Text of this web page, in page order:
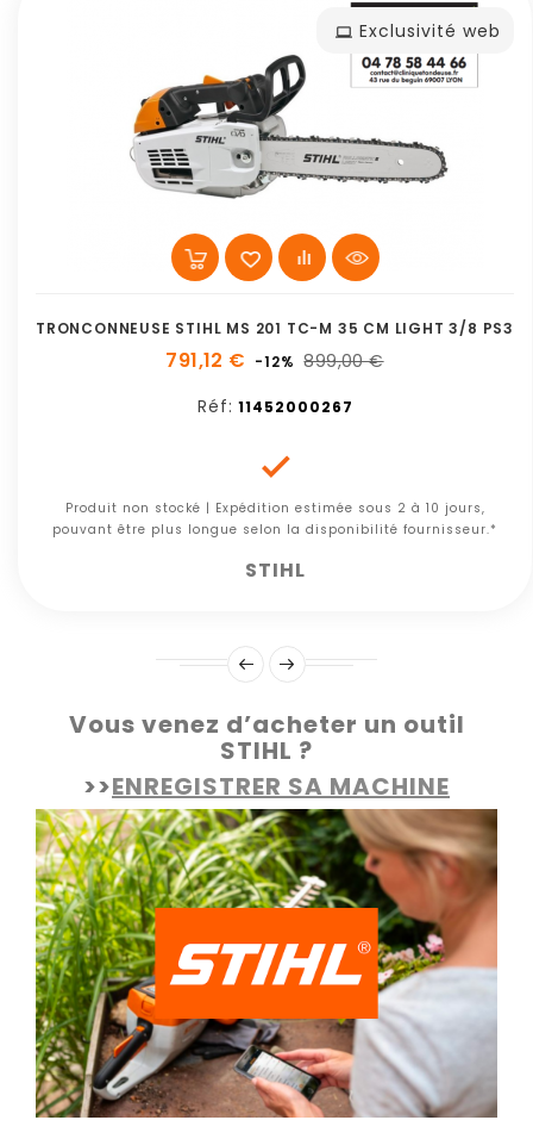
Exclusivité web
TRONCONNEUSE STIHL MS 201 TC-M 35 CM LIGHT 3/8 PS3
791,12 € -12% 899,00 €
Réf: 11452000267

Produit non stocké | Expédition estimée sous 2 à 10 jours,
pouvant être plus longue selon la disponibilité fournisseur.*
STIHL
Vous venez d’acheter un outil
STIHL ?
>>ENREGISTRER SA MACHINE